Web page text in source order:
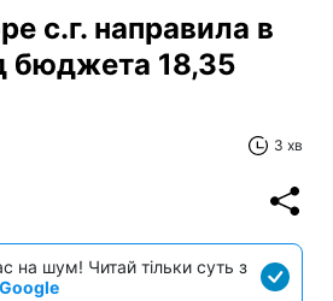
с.г. направила в
бюджета 18,35
3 хв
на шум! Читай тільки суть з